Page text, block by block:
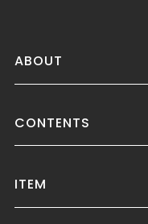
ABOUT
CONTENTS
ITEM